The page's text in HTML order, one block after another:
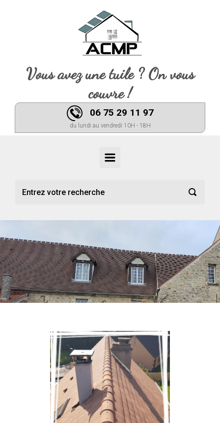
Vous avez une tuile ? On vous
couvre !
06 75 29 11 97
du lundi au vendredi 10H - 18H